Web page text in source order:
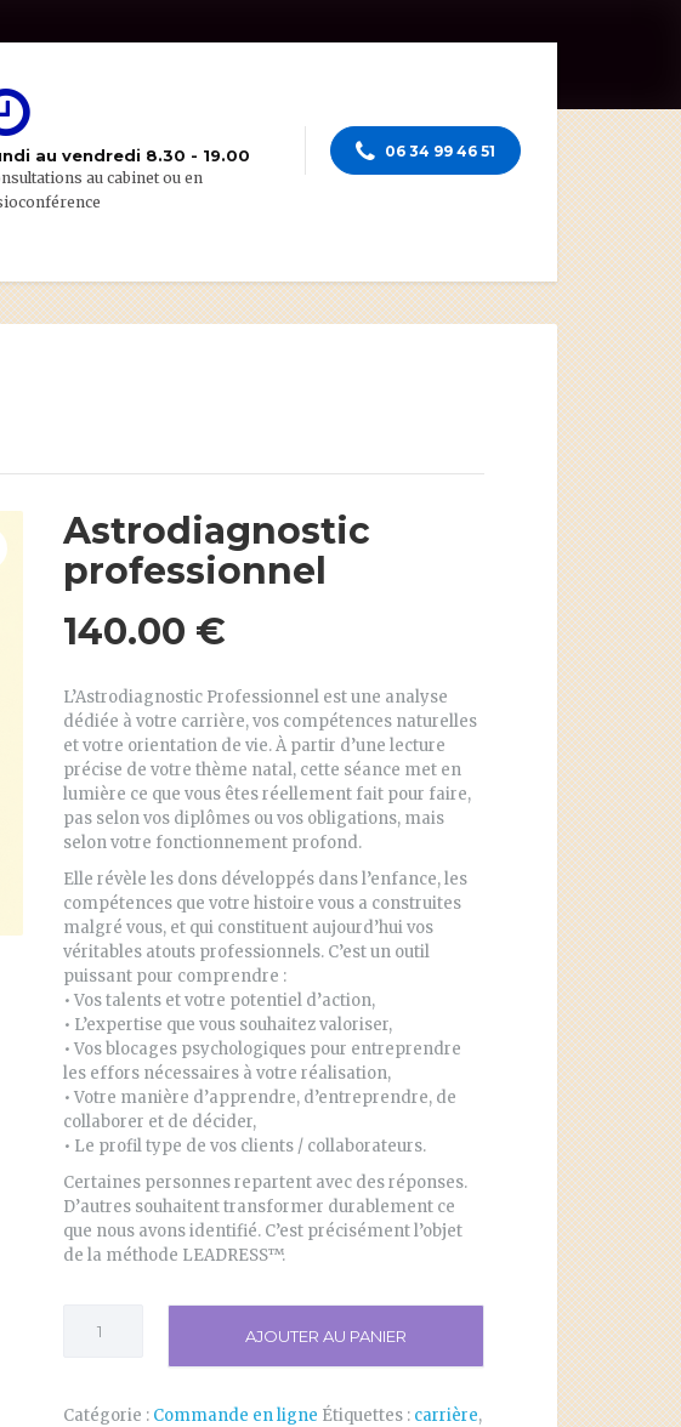
au vendredi 8.30 - 19.00
au cabinet ou en
06 34 99 46 51
Astrodiagnostic
professionnel
140.00 €
L’Astrodiagnostic Professionnel est une analyse
dédiée à votre carrière, vos compétences naturelles
et votre orientation de vie. À partir d’une lecture
précise de votre thème natal, cette séance met en
lumière ce que vous êtes réellement fait pour faire,
pas selon vos diplômes ou vos obligations, mais
selon votre fonctionnement profond.
Elle révèle les dons développés dans l’enfance, les
compétences que votre histoire vous a construites
malgré vous, et qui constituent aujourd’hui vos
véritables atouts professionnels. C’est un outil
puissant pour comprendre :
• Vos talents et votre potentiel d’action,
• L’expertise que vous souhaitez valoriser,
• Vos blocages psychologiques pour entreprendre
les effors nécessaires à votre réalisation,
• Votre manière d’apprendre, d’entreprendre, de
collaborer et de décider,
• Le profil type de vos clients / collaborateurs.
Certaines personnes repartent avec des réponses.
D’autres souhaitent transformer durablement ce
que nous avons identifié. C’est précisément l’objet
de la méthode LEADRESS™.
Astrodiagnostic
AJOUTER AU PANIER
Catégorie : Commande en ligne Étiquettes : carrière,